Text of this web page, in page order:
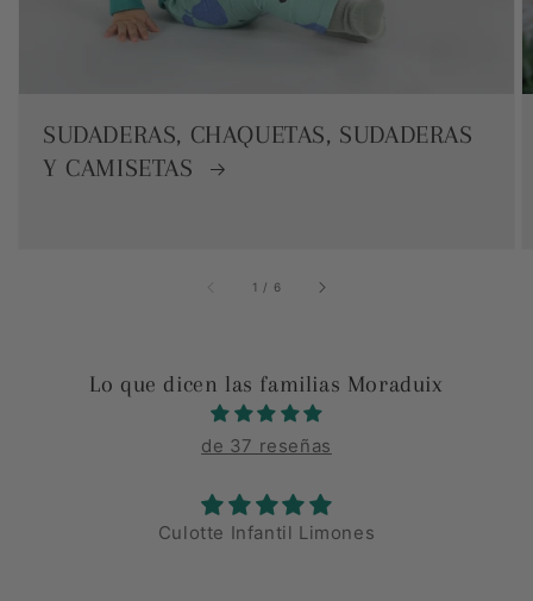
SUDADERAS, CHAQUETAS, SUDADERAS
Y CAMISETAS
1 / de
6
Lo que dicen las familias Moraduix
de 37 reseñas
Culotte Infantil Limones